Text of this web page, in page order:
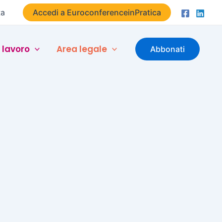
Accedi a EuroconferenceinPratica
lavoro Area legale Abbonati